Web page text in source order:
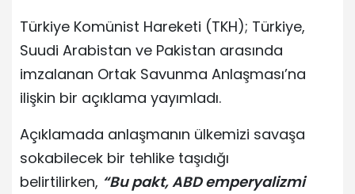
Türkiye Komünist Hareketi (TKH); Türkiye,
Suudi Arabistan ve Pakistan arasında
imzalanan Ortak Savunma Anlaşması’na
ilişkin bir açıklama yayımladı.
Açıklamada anlaşmanın ülkemizi savaşa
sokabilecek bir tehlike taşıdığı
belirtilirken, “Bu pakt, ABD emperyalizmi